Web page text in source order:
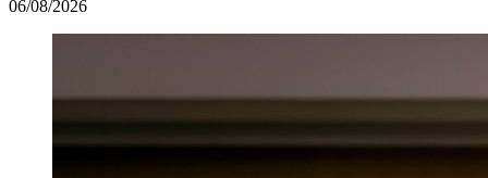
06/08/2026